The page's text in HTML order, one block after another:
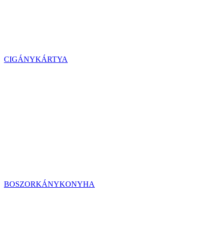
CIGÁNYKÁRTYA
BOSZORKÁNYKONYHA